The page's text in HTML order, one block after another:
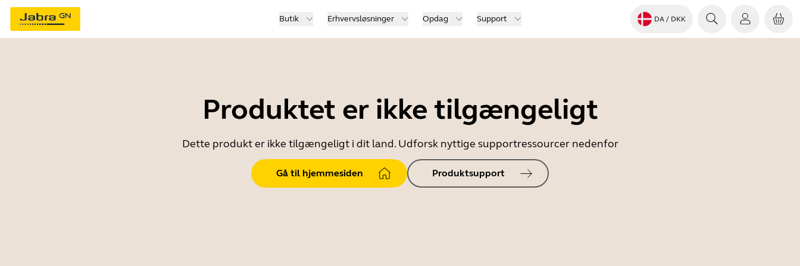
Butik Erhvervsløsninger Opdag Support DA / DKK
Produktet er ikke tilgængeligt
Dette produkt er ikke tilgængeligt i dit land. Udforsk nyttige supportressourcer nedenfor
Gå til hjemmesiden Produktsupport